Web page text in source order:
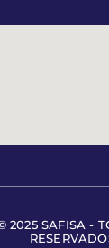
2025 SAFISA -